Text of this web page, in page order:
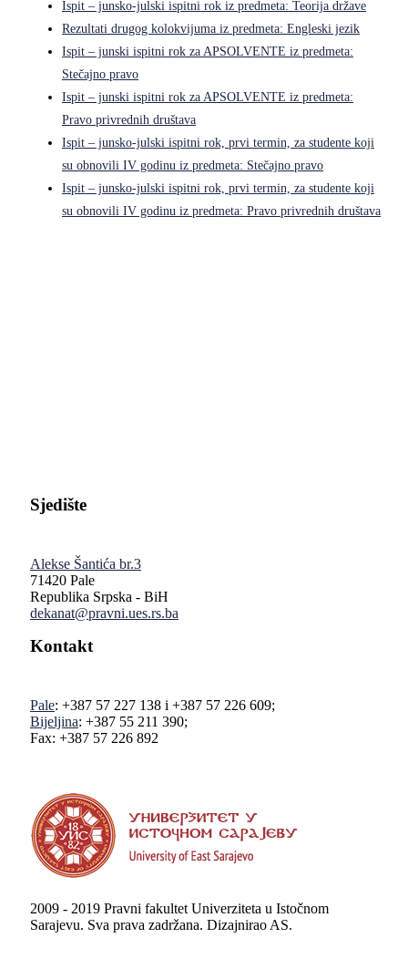
Ispit – junsko-julski ispitni rok iz predmeta: Teorija države
Rezultati drugog kolokvijuma iz predmeta: Engleski jezik
Ispit – junski ispitni rok za APSOLVENTE iz predmeta:
Stečajno pravo
Ispit – junski ispitni rok za APSOLVENTE iz predmeta:
Pravo privrednih društava
Ispit – junsko-julski ispitni rok, prvi termin, za studente koji
su obnovili IV godinu iz predmeta: Stečajno pravo
Ispit – junsko-julski ispitni rok, prvi termin, za studente koji
su obnovili IV godinu iz predmeta: Pravo privrednih društava
Sjedište
Alekse Šantića br.3
71420 Pale
Republika Srpska - BiH
dekanat@pravni.ues.rs.ba
Kontakt
Pale: +387 57 227 138 i +387 57 226 609;
Bijeljina: +387 55 211 390;
Fax: +387 57 226 892
2009 - 2019 Pravni fakultet Univerziteta u Istočnom
Sarajevu. Sva prava zadržana. Dizajnirao AS.